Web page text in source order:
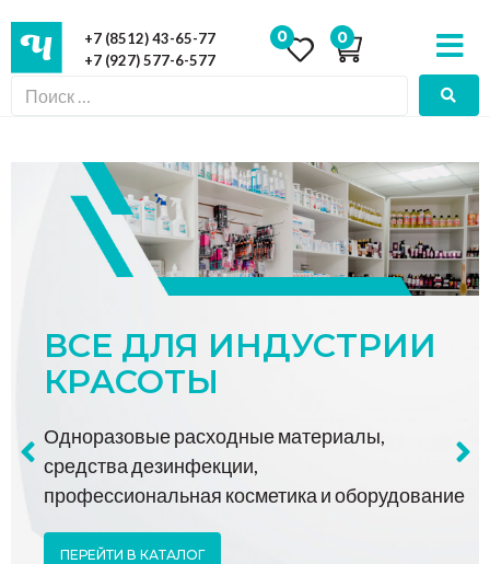
+7 (8512) 43-65-77
+7 (927) 577-6-577
0 0
ВСЕ ДЛЯ ИНДУСТРИИ
КРАСОТЫ
Одноразовые расходные материалы,
средства дезинфекции,
профессиональная косметика и оборудование
ПЕРЕЙТИ В КАТАЛОГ